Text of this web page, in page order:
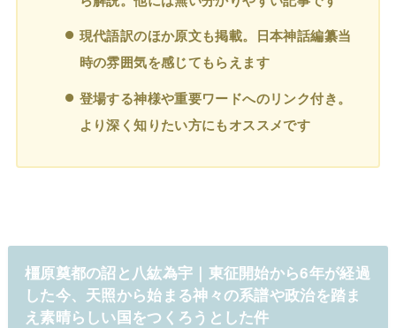
現代語訳のほか原文も掲載。日本神話編纂当
時の雰囲気を感じてもらえます
登場する神様や重要ワードへのリンク付き。
より深く知りたい方にもオススメです
橿原奠都の詔と八紘為宇｜東征開始から6年が経過
した今、天照から始まる神々の系譜や政治を踏ま
え素晴らしい国をつくろうとした件